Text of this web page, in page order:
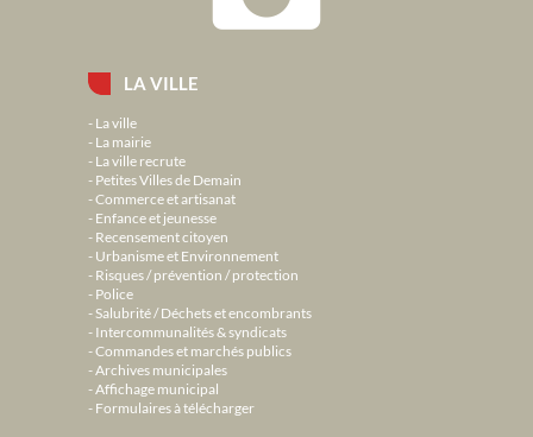
LA VILLE
La ville
La mairie
La ville recrute
Petites Villes de Demain
Commerce et artisanat
Enfance et jeunesse
Recensement citoyen
Urbanisme et Environnement
Risques / prévention / protection
Police
Salubrité / Déchets et encombrants
Intercommunalités & syndicats
Commandes et marchés publics
Archives municipales
Affichage municipal
Formulaires à télécharger